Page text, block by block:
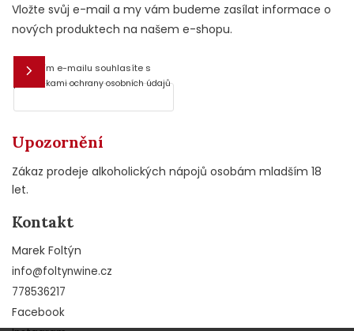
Vložte svůj e-mail a my vám budeme zasílat informace o
nových produktech na našem e-shopu.
E-mail
Vložením e-mailu souhlasíte s
podmínkami ochrany osobních údajů
Upozornění
Zákaz prodeje alkoholických nápojů osobám mladším 18
let.
Kontakt
Marek Foltýn
info@foltynwine.cz
778536217
Facebook